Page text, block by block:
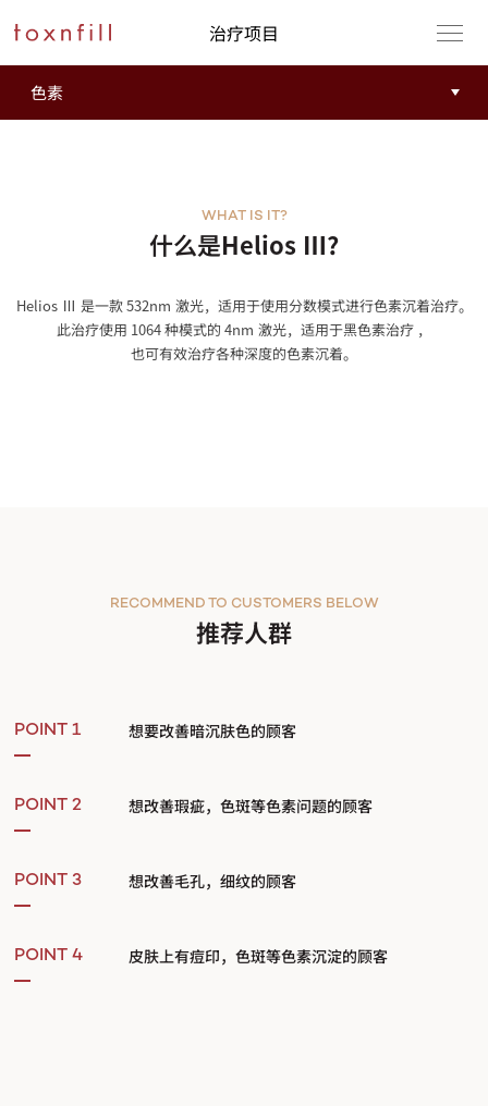
治疗项目
什么是Helios Ⅲ?
WHAT IS IT?
Helios Ⅲ 是一款 532nm 激光，适用于使用分数模式进行色素沉着治疗。
此治疗使用 1064 种模式的 4nm 激光，适用于黑色素治疗 ，
也可有效治疗各种深度的色素沉着。
推荐人群
RECOMMEND TO CUSTOMERS BELOW
POINT 1 想要改善暗沉肤色的顾客
POINT 2 想改善瑕疵，色斑等色素问题的顾客
POINT 3 想改善毛孔，细纹的顾客
POINT 4 皮肤上有痘印，色斑等色素沉淀的顾客